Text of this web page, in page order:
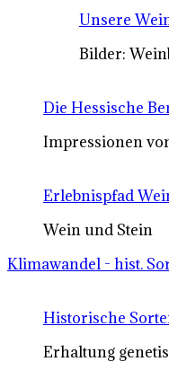
Unsere
Bilder:
Die Hessische
Impressionen
Erlebnispfad
Wein und Stein
Klimawandel - hist.
Historische
Erhaltung